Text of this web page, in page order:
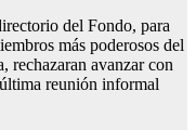
del Fondo, para
más poderosos del
rechazaran avanzar con
reunión informal